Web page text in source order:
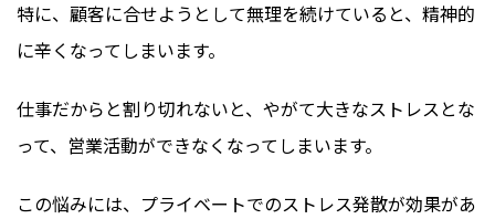
特に、顧客に合せようとして無理を続けていると、精神的
に辛くなってしまいます。
仕事だからと割り切れないと、やがて大きなストレスとな
って、営業活動ができなくなってしまいます。
この悩みには、プライベートでのストレス発散が効果があ